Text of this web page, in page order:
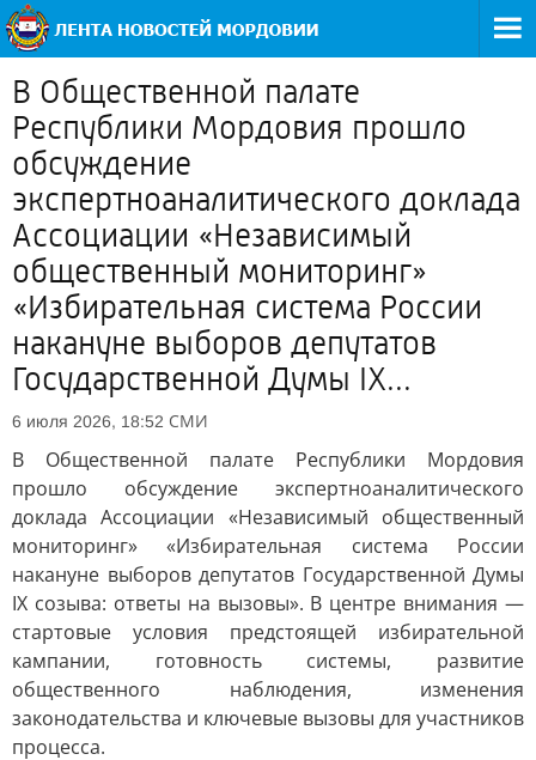
В Общественной палате
Республики Мордовия прошло
обсуждение
экспертноаналитического доклада
Ассоциации «Независимый
общественный мониторинг»
«Избирательная система России
накануне выборов депутатов
Государственной Думы IX...
6 июля 2026, 18:52 СМИ
В Общественной палате Республики Мордовия
прошло обсуждение экспертноаналитического
доклада Ассоциации «Независимый общественный
мониторинг» «Избирательная система России
накануне выборов депутатов Государственной Думы
IX созыва: ответы на вызовы». В центре внимания —
стартовые условия предстоящей избирательной
кампании, готовность системы, развитие
общественного наблюдения, изменения
законодательства и ключевые вызовы для участников
процесса.